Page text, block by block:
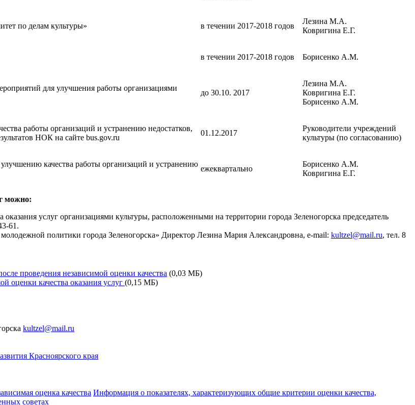
по делам культуры» в течении 2017-2018 годов
Лезина М.А.
Ковригина Е.Г.
в течении 2017-2018 годов Борисенко А.М.
для улучшения работы организациями
до 30.10. 2017
Лезина М.А.
Ковригина Е.Г.
Борисенко А.М.
работы организаций и устранению недостатков,
НОК на сайте bus.gov.ru
01.12.2017
Руководители учреждений
культуры (по согласованию)
качества работы организаций и устранению
ежеквартально
Борисенко А.М.
Ковригина Е.Г.
можно:
услуг организациями культуры, расположенными на территории города Зеленогорска председатель
61.
политики города Зеленогорска» Директор Лезина Мария Александровна, e-mail: kultzel@mail.ru, тел. 8
проведения независимой оценки качества (0,03 МБ)
оценки качества оказания услуг (0,15 МБ)
kultzel@mail.ru
Красноярского края
оценка качества Информация о показателях, характеризующих общие критерии оценки качества,
советах